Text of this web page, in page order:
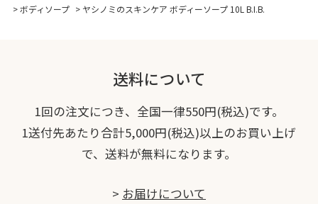
>ボディソープ > ヤシノミのスキンケア ボディーソープ 10L B.I.B.
送料について
1回の注文につき、全国一律550円(税込)です。
1送付先あたり合計5,000円(税込)以上のお買い上げ
で、送料が無料になります。
> お届けについて